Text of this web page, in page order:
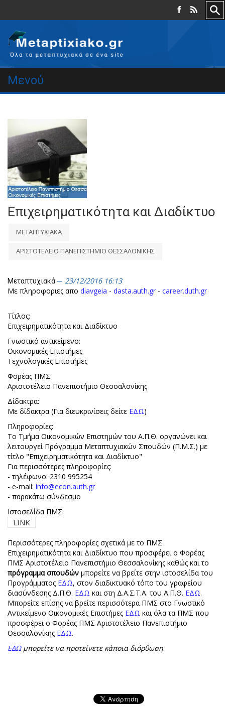
Μενού
Επιχειρηματικότητα και Διαδίκτυο
ΜΕΤΑΠΤΥΧΙΑΚΑ
ΑΡΙΣΤΟΤΕΛΕΙΟ ΠΑΝΕΠΙΣΤΗΜΙΟ ΘΕΣΣΑΛΟΝΙΚΗΣ
Μεταπτυχιακά
23/12/2016 16:13
Με πληροφοριες απο diavgeia - dasta.auth.gr - career.duth.gr
Τίτλος:
Επιχειρηματικότητα και Διαδίκτυο
Γνωστικό αντικείμενο:
Οικονομικές Επιστήμες
Τεχνολογικές Επιστήμες
Φορέας ΠΜΣ:
Αριστοτέλειο Πανεπιστήμιο Θεσσαλονίκης
Δίδακτρα:
Με δίδακτρα (Για διευκρινίσεις δείτε ΕΔΩ)
Πληροφορίες:
Το Τμήμα Οικονομικών Επιστημών του Α.Π.Θ. οργανώνει και
λειτουργεί Πρόγραμμα Μεταπτυχιακών Σπουδών (Π.Μ.Σ.) με
τίτλο "Επιχειρηματικότητα και Διαδίκτυο"
Για περισσότερες πληροφορίες:
- τηλέφωνο: 2310 995254
- e-mail: info@econ.auth.gr
- παρακάτω σύνδεσμο
Ιστοσελίδα ΠΜΣ:
LINK
Περισσότερες πληροφορίες σχετικά με το ΠΜΣ
Επιχειρηματικότητα και Διαδίκτυο που προσφέρει ο Φορέας
ΠΜΣ Αριστοτέλειο Πανεπιστήμιο Θεσσαλονίκης καθώς και το
πρόγραμμα σπουδών μπορείτε να βρείτε στην ιστοσελίδα του
Προγράμματος ΕΔΩ, στον διαδικτυακό τόπο του γραφείου
διασύνδεσης Δ.Π.Θ. ΕΔΩ και στη Δ.Α.Σ.Τ.Α. του Α.Π.Θ. ΕΔΩ.
Μπορείτε επίσης να βρείτε περισσότερα ΠΜΣ στο Γνωστικό
Αντικείμενο Οικονομικές Επιστήμες ΕΔΩ και όλα τα ΠΜΣ που
προσφέρει ο Φορέας ΠΜΣ Αριστοτέλειο Πανεπιστήμιο
Θεσσαλονίκης ΕΔΩ.
ΕΔΩμπορείτε να προτείνετε κάποια διόρθωση.